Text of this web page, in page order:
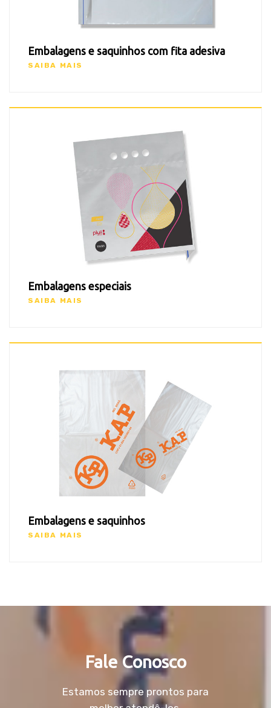
Embalagens e saquinhos com fita adesiva
SAIBA MAIS
Embalagens especiais
SAIBA MAIS
Embalagens e saquinhos
SAIBA MAIS
Fale Conosco
Estamos sempre prontos para